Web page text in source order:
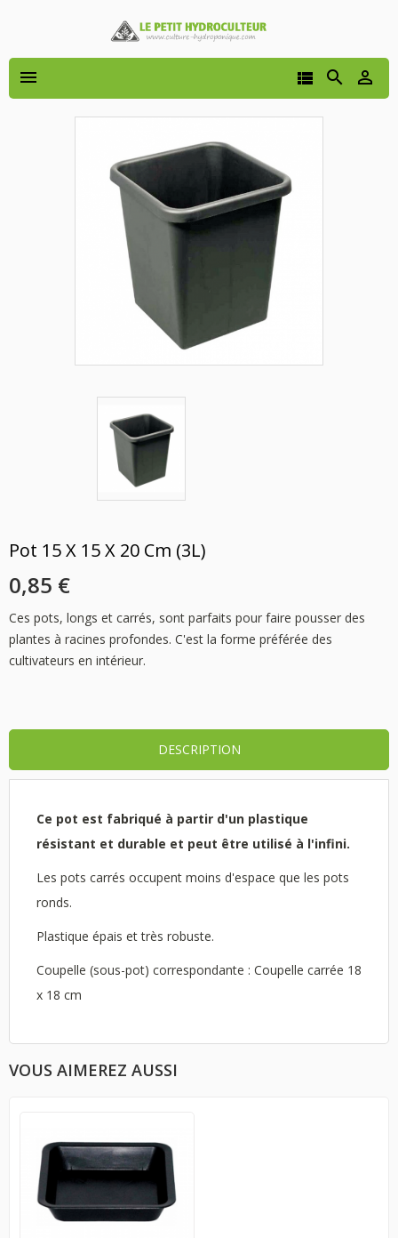
 


Pot 15 X 15 X 20 Cm (3L)
0,85 €
Ces pots, longs et carrés, sont parfaits pour faire pousser des
plantes à racines profondes. C'est la forme préférée des
cultivateurs en intérieur.
DESCRIPTION
Ce pot est fabriqué à partir d'un plastique
résistant et durable et peut être utilisé à l'infini.
Les pots carrés occupent moins d'espace que les pots
ronds.
Plastique épais et très robuste.
Coupelle (sous-pot) correspondante : Coupelle carrée 18
x 18 cm
VOUS AIMEREZ AUSSI